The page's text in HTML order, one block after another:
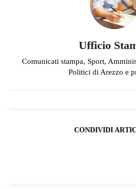
Ufficio
Comunicati stampa, Sport,
Politici di Arezzo e
CONDIVIDI